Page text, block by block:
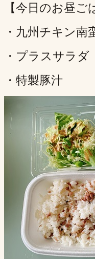
【今日のお昼ご
・九州チキン南
・プラスサラダ
・特製豚汁